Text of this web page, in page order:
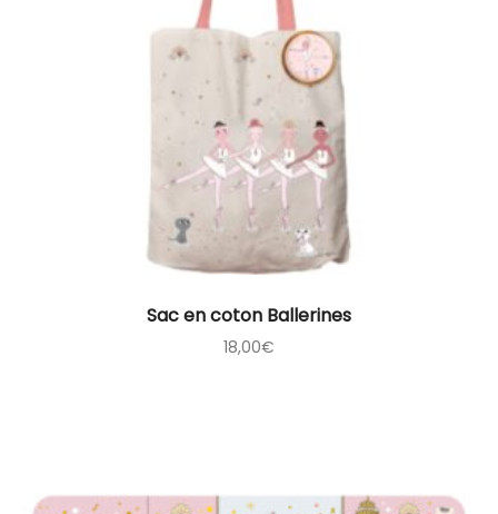
Sac en coton Ballerines
18,00€